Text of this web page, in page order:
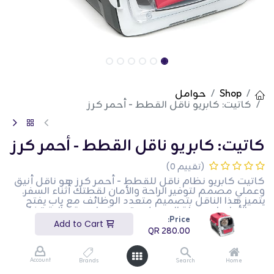
Price:
280.00
Home
Search
Brands
Account
Shop حوامل
كاتيت: كابريو ناقل القطط - أحمر كرز
كاتيت: كابريو ناقل القطط - أحمر كرز
(تقييم 0)
كاتيت كابريو نظام ناقل للقطط - أحمر كرز هو ناقل أنيق
وعملي مصمم لتوفير الراحة والأمان لقطتك أثناء السفر.
يتميز هذا الناقل بتصميم متعدد الوظائف مع باب يفتح
من الأعلى لسهولة الوصول، وتهوية واسعة، وآلية قفل
آمنة. يضيف اللون الأحمر الكرز لمسة من الأناقة، مما
يجعله مثاليًا لأصحاب الحيوانات الأليفة الذين يرغبون في
الجمع بين الوظائف والجمال. الناقل مثالي لزيارات الطبيب
البيطري، والرحلات البرية، واحتياجات السفر الأخرى.